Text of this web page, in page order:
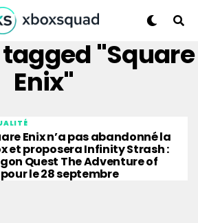
"Square
Enix"
Enix n’a pas abandonné la
et proposera Infinity Strash :
Quest The Adventure of
le 28 septembre